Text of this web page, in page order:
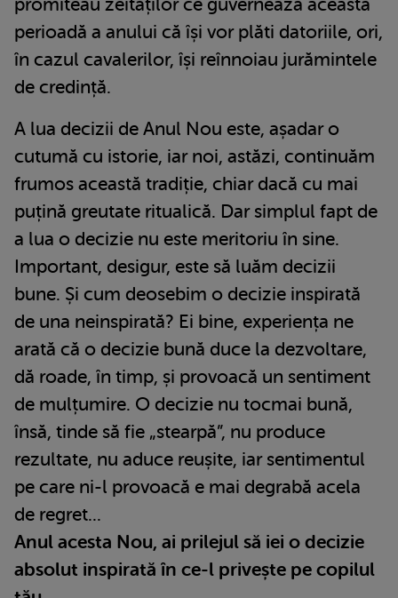
perioadă a anului că își vor plăti datoriile, ori,
în cazul cavalerilor, își reînnoiau jurămintele
de credință.
A lua decizii de Anul Nou este, așadar o
cutumă cu istorie, iar noi, astăzi, continuăm
frumos această tradiție, chiar dacă cu mai
puțină greutate ritualică. Dar simplul fapt de
a lua o decizie nu este meritoriu în sine.
Important, desigur, este să luăm decizii
bune. Și cum deosebim o decizie inspirată
de una neinspirată? Ei bine, experiența ne
arată că o decizie bună duce la dezvoltare,
dă roade, în timp, și provoacă un sentiment
de mulțumire. O decizie nu tocmai bună,
însă, tinde să fie „stearpă”, nu produce
rezultate, nu aduce reușite, iar sentimentul
pe care ni-l provoacă e mai degrabă acela
de regret...
Anul acesta Nou, ai prilejul să iei o decizie
absolut inspirată în ce-l privește pe copilul